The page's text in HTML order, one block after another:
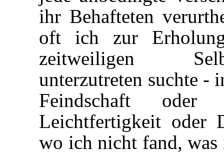
ihr Behafteten
oft ich zur
zeitweiligen
unterzutreten suchte -
Feindschaft oder
Leichtfertigkeit oder
wo ich nicht fand,